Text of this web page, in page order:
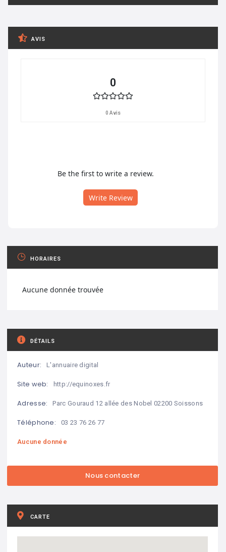
AVIS
0
0 Avis
Be the first to write a review.
Write Review
HORAIRES
Aucune donnée trouvée
DÉTAILS
Auteur: L'annuaire digital
Site web: http://equinoxes.fr
Adresse: Parc Gouraud 12 allée des Nobel 02200 Soissons
Téléphone: 03 23 76 26 77
Aucune donnée
CARTE